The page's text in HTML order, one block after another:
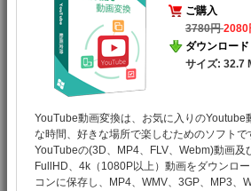
ご購入
3780円2080
ダウンロード
サイズ: 32.7
YouTube動画変換は、お気に入りのYoutube
な時間、好きな場所で楽しむためのソフトで
YouTubeの(3D、MP4、FLV、Webm)動画及
FullHD、4k（1080P以上）動画をダウンロ
コンに保存し、MP4、WMV、3GP、MP3、